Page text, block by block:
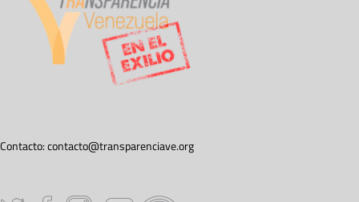
Contacto:contacto@transparenciave.org